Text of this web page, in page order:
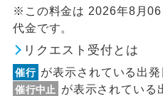
※この料金は 2026年8月
代金です。
リクエスト受付とは
催行 が表示されている出
催行中止
が表示されている